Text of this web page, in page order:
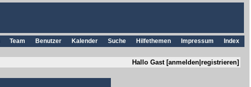
Index
Impressum
Hilfethemen
Suche
Kalender
Benutzer
Team
Hallo Gast [anmelden |registrieren]